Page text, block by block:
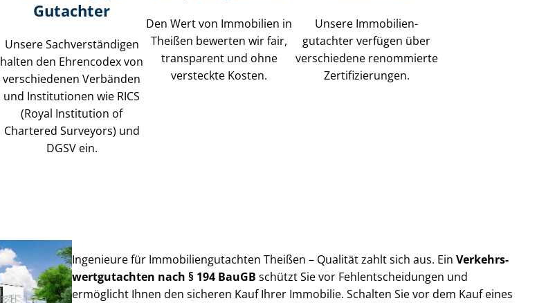
Gutachter
Unsere Sach­ver­stän­di­gen
halten den Ehrencodex von
verschiedenen Verbänden
und Institutionen wie RICS
(Royal Institution of
Chartered Surveyors) und
DGSV ein.
Den Wert von Immobilien in
Theißen bewerten wir fair,
transparent und ohne
versteckte Kosten.
Unsere Immobilien­
gutachter verfügen über
verschiedene renommierte
Zer­ti­fi­zie­run­gen.
Ingenieure für Im­mo­bi­li­en­gut­ach­ten Theißen – Qualität zahlt sich aus. Ein Ver­kehrs­
wert­gut­ach­ten nach § 194 BauGB schützt Sie vor Fehl­ent­schei­dun­gen und
ermöglicht Ihnen den sicheren Kauf Ihrer Immobilie. Schalten Sie vor dem Kauf eines